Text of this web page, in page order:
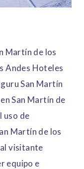
Martín de los
Andes Hoteles
San Martín
San Martín de
uso de
Martín de los
visitante
equipo e